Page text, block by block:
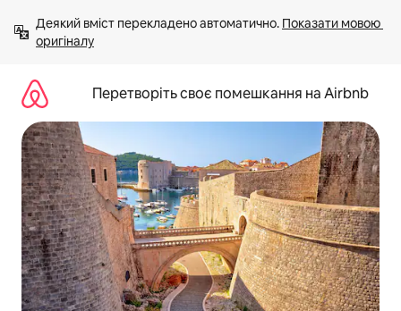
вмісту
Деякий вміст перекладено автоматично. Показати мовою
оригіналу
Перетворіть своє помешкання на Airbnb